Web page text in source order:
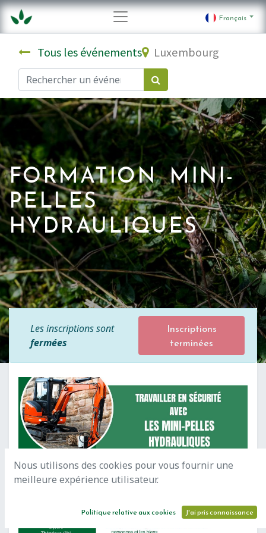
Français
Tous les événements Luxembourg
FORMATION MINI-
PELLES
HYDRAULIQUES
Les inscriptions sont
fermées
Inscriptions
terminées
Nous utilisons des cookies pour vous fournir une
meilleure expérience utilisateur.
Politique relative aux cookies J'ai pris connaissance